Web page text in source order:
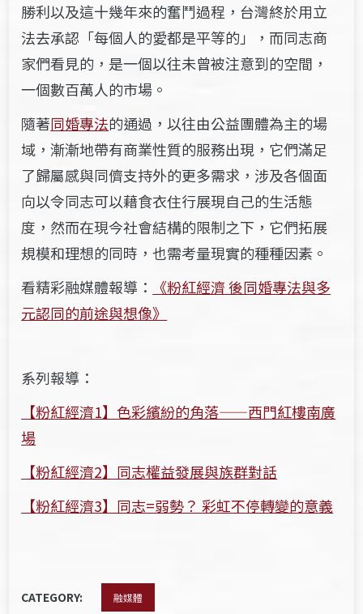
勝利以及這十幾年來的奮鬥過程，台灣終於用立
法去承認「每個人的愛都是平等的」，而同志商
家們看見的，是一個以往未曾被注意到的空間，
一個數百萬人的市場。
隨著同婚專法的通過，以往由公益團體為主的場
域，漸漸地帶有商業性質的服務出現，它們滿足
了歸屬感與同儕支持外的更多需求，涉及各個面
向以令同志可以藉食衣住行展現自己的生活態
度，然而在現今社會結構的限制之下，它們拓展
規模和理想的同時，也需考量現實的種種因素。
看精彩融媒體報導：
《粉紅經濟 後同婚專法與多
元認同的前途與想像》
系列報導：
【粉紅經濟1】色彩繽紛的角落——西門紅樓南廣
場
【粉紅經濟2】同志權益發展與族群對話
【粉紅經濟3】同志=弱勢？ 彩虹不停轉變的意義
CATEGORY: 融媒體